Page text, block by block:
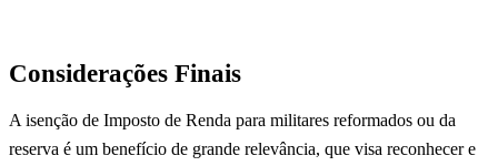
Considerações Finais
A isenção de Imposto de Renda para militares reformados ou da
reserva é um benefício de grande relevância, que visa reconhecer e